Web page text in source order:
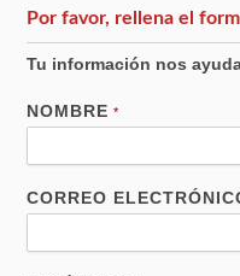
Por favor, rellena el
Tu información nos
NOMBRE *
CORREO